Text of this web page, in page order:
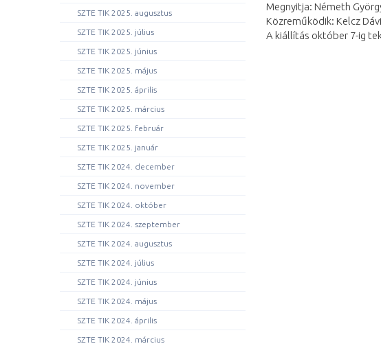
SZTE TIK 2025. augusztus
SZTE TIK 2025. július
SZTE TIK 2025. június
SZTE TIK 2025. május
SZTE TIK 2025. április
SZTE TIK 2025. március
SZTE TIK 2025. február
SZTE TIK 2025. január
SZTE TIK 2024. december
SZTE TIK 2024. november
SZTE TIK 2024. október
SZTE TIK 2024. szeptember
SZTE TIK 2024. augusztus
SZTE TIK 2024. július
SZTE TIK 2024. június
SZTE TIK 2024. május
SZTE TIK 2024. április
SZTE TIK 2024. március
Megnyitja: Németh
Közreműködik: Kelcz
A kiállítás október 7-ig